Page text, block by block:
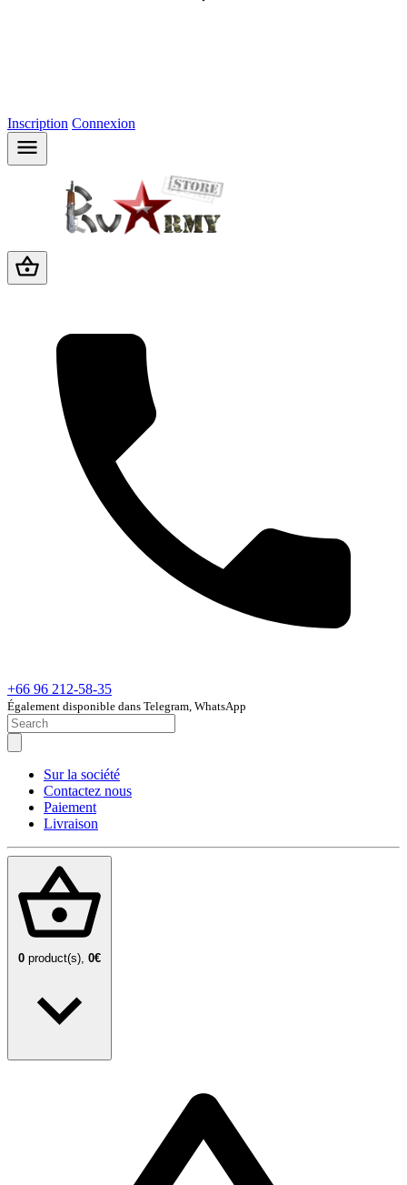
Inscription Connexion
+66 96 212-58-35
Également disponible dans Telegram, WhatsApp
Sur la société
Contactez nous
Paiement
Livraison
0 product(s), 0€